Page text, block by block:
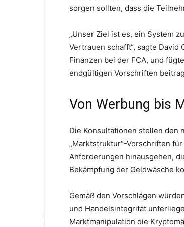
sorgen sollten, dass die
„Unser Ziel ist es, ein System
Vertrauen schafft“, sagte
Finanzen bei der FCA, und
endgültigen Vorschriften
Von Werbung bis
Die Konsultationen stellen den
„Marktstruktur“-Vorschriften
Anforderungen hinausgehen,
Bekämpfung der Geldwäsche
Gemäß den Vorschlägen
und Handelsintegrität
Marktmanipulation die